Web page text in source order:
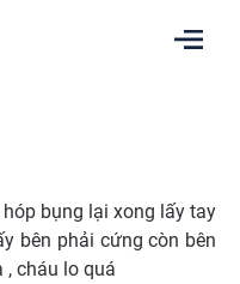
bụng lại xong lấy tay
bên phải cứng còn bên
, cháu lo quá